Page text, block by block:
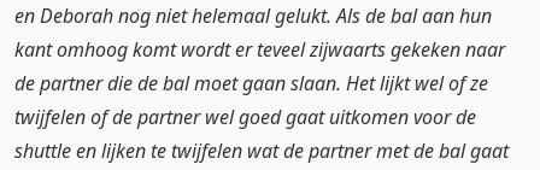
en Deborah nog niet helemaal gelukt. Als de bal aan hun
kant omhoog komt wordt er teveel zijwaarts gekeken naar
de partner die de bal moet gaan slaan. Het lijkt wel of ze
twijfelen of de partner wel goed gaat uitkomen voor de
shuttle en lijken te twijfelen wat de partner met de bal gaat